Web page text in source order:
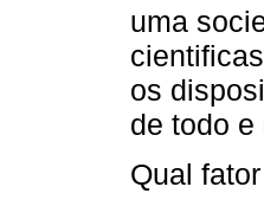
uma
os
de todo
Qual